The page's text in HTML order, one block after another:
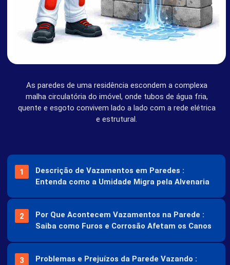
REGIÕES
SOBRE
SOCIAIS
As paredes de uma residência escondem a complexa
malha circulatória do imóvel, onde tubos de água fria,
quente e esgoto convivem lado a lado com a rede elétrica
e estrutural.
Descrição de Vazamentos em Paredes :
Entenda como a Umidade Migra pela Alvenaria
Por Que Acontecem Vazamentos na Parede :
Saiba como Furos e Corrosão Afetam os Canos
Problemas e Prejuízos da Parede Vazando :